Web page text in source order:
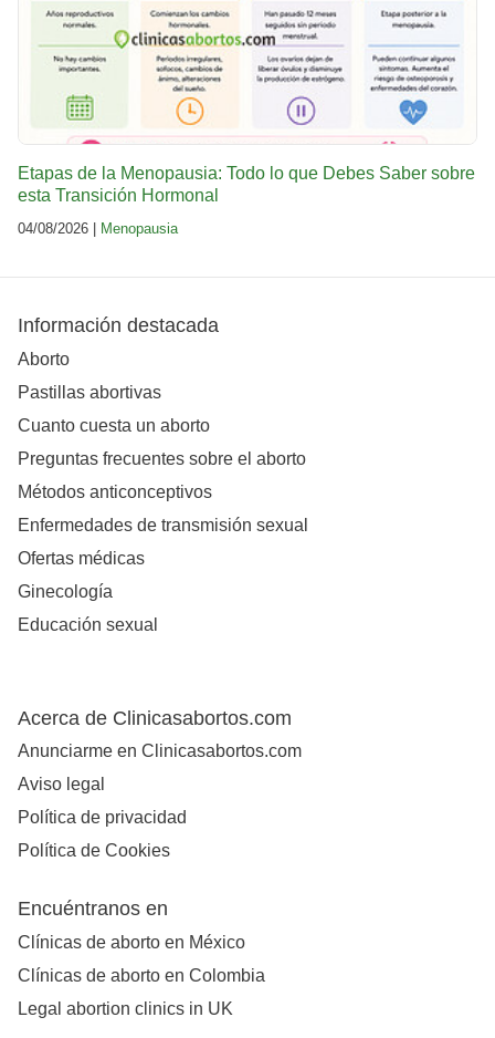
Etapas de la Menopausia: Todo lo que Debes Saber sobre
esta Transición Hormonal
04/08/2026 | Menopausia
Información destacada
Aborto
Pastillas abortivas
Cuanto cuesta un aborto
Preguntas frecuentes sobre el aborto
Métodos anticonceptivos
Enfermedades de transmisión sexual
Ofertas médicas
Ginecología
Educación sexual
Acerca de Clinicasabortos.com
Anunciarme en Clinicasabortos.com
Aviso legal
Política de privacidad
Política de Cookies
Encuéntranos en
Clínicas de aborto en México
Clínicas de aborto en Colombia
Legal abortion clinics in UK